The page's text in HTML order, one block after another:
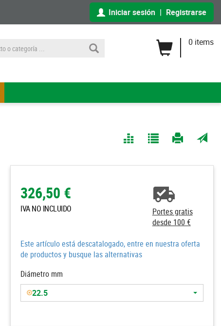
Iniciar sesión | Registrarse
0 items
326,50 €
IVA NO INCLUIDO
Portes gratis
desde 100 €
Este artículo está descatalogado, entre en nuestra oferta
de productos y busque las alternativas
Diámetro mm
22.5